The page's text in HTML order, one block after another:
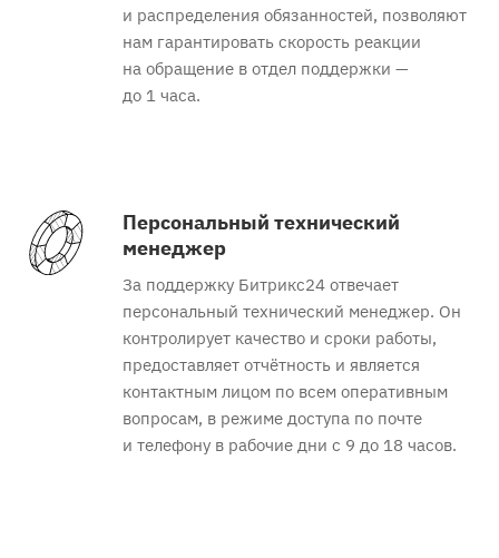
и распределения обязанностей, позволяют
нам гарантировать скорость реакции
на обращение в отдел поддержки —
до 1 часа.
Персональный технический
менеджер
За поддержку Битрикс24 отвечает
персональный технический менеджер. Он
контролирует качество и сроки работы,
предоставляет отчётность и является
контактным лицом по всем оперативным
вопросам, в режиме доступа по почте
и телефону в рабочие дни с 9 до 18 часов.